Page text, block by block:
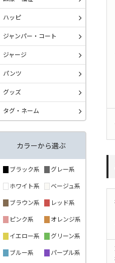
ハッピ
ジャンパー・コート
ジャージ
パンツ
グッズ
タグ・ネーム
カラーから選ぶ
ブラック系 グレー系
ホワイト系 ベージュ系
ブラウン系 レッド系
ピンク系 オレンジ系
イエロー系 グリーン系
ブルー系 パープル系